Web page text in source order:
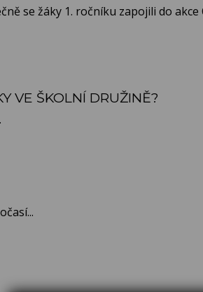
se žáky 1. ročníku zapojili do akce
VE ŠKOLNÍ DRUŽINĚ?